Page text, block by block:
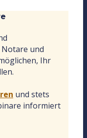
und
Ihr
und stets
informiert